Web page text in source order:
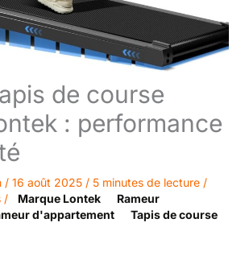
de course
: performance
/ 16 août 2025 / 5 minutes de lecture /
/ Marque Lontek
Rameur
d'appartement
Tapis de course